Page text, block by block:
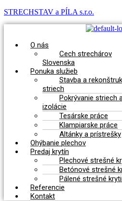
STRECHSTAV a PÍLA s.r.o.
Menu
O nás
Cech strechárov
Slovenska
Ponuka služieb
Stavba a
striech
Pokrývanie striech
izolácie
Tesárske práce
Klampiarske práce
Altánky a prístrešky
Ohýbanie plechov
Predaj krytín
Plechové strešné
Betónové strešné
Pálené strešné
Referencie
Kontakt